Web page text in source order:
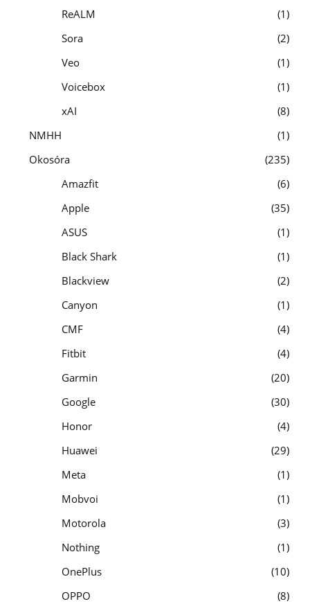
ReALM
1
Sora
2
Veo
1
Voicebox
1
xAI
8
NMHH
1
Okosóra
235
Amazfit
6
Apple
35
ASUS
1
Black Shark
1
Blackview
2
Canyon
1
CMF
4
Fitbit
4
Garmin
20
Google
30
Honor
4
Huawei
29
Meta
1
Mobvoi
1
Motorola
3
Nothing
1
OnePlus
10
OPPO
8